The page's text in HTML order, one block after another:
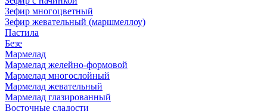
Зефир многоцветный
Зефир жевательный (маршмеллоу)
Пастила
Безе
Мармелад
Мармелад желейно-формовой
Мармелад многослойный
Мармелад жевательный
Мармелад глазированный
Восточные сладости